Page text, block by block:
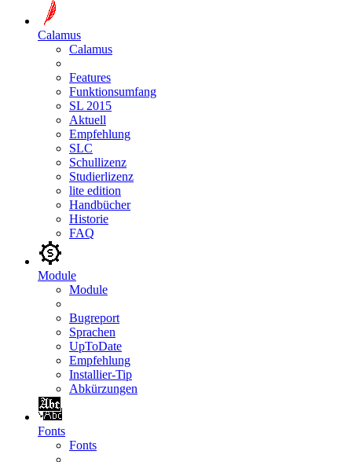
Calamus
Calamus
Features
Funktionsumfang
SL 2015
Aktuell
Empfehlung
SLC
Schullizenz
Studierlizenz
lite edition
Handbücher
Historie
FAQ
Module
Module
Bugreport
Sprachen
UpToDate
Empfehlung
Installier-Tip
Abkürzungen
Fonts
Fonts